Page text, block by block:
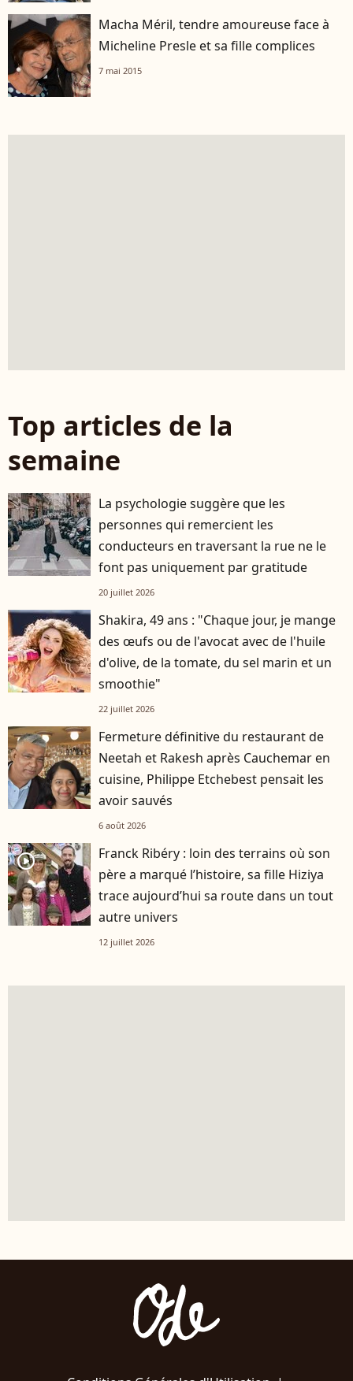
Macha Méril, tendre amoureuse face à
Micheline Presle et sa fille complices
7 mai 2015
Top articles de la
semaine
La psychologie suggère que les
personnes qui remercient les
conducteurs en traversant la rue ne le
font pas uniquement par gratitude
20 juillet 2026
Shakira, 49 ans : "Chaque jour, je mange
des œufs ou de l'avocat avec de l'huile
d'olive, de la tomate, du sel marin et un
smoothie"
22 juillet 2026
Fermeture définitive du restaurant de
Neetah et Rakesh après Cauchemar en
cuisine, Philippe Etchebest pensait les
avoir sauvés
6 août 2026
player2
Franck Ribéry : loin des terrains où son
père a marqué l’histoire, sa fille Hiziya
trace aujourd’hui sa route dans un tout
autre univers
12 juillet 2026